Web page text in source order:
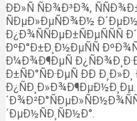
ÐÐ»Ñ ÑÐ¾Ð³Ð¾,
ÑÐµÐ»ÐµÑÐ¾Ð½
Ð¿Ð¾ÑÑÐµÐ±ÑÐµÑÑÑ
ÐºÐ°Ð±Ð¸Ð½ÐµÑÑ
Ð¼Ð¾Ð¶ÐµÑ
Ð±ÑÐ°ÑÐ·ÐµÑ ÐÐ
´ÐµÐ½ÑÐ¸ÑÐ½Ð°.